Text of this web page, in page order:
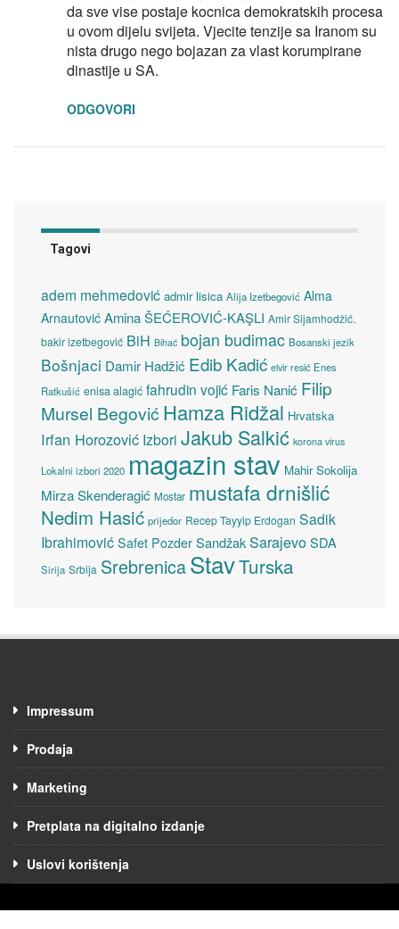
da sve vise postaje kocnica demokratskih procesa
u ovom dijelu svijeta. Vjecite tenzije sa Iranom su
nista drugo nego bojazan za vlast korumpirane
dinastije u SA.
ODGOVORI
Tagovi
adem mehmedović admir lisica Alija Izetbegović Alma
Arnautović Amina ŠEĆEROVIĆ-KAŞLI Amir Sijamhodžić.
bakir izetbegović BiH Bihać bojan budimac Bosanski jezik
Bošnjaci Damir Hadžić Edib Kadić elvir resić Enes
Ratkušić enisa alagić fahrudin vojić Faris Nanić Filip
Mursel Begović Hamza Ridžal Hrvatska
Irfan Horozović Izbori Jakub Salkić korona virus
Lokalni izbori 2020 magazin stav Mahir Sokolija
Mirza Skenderagić Mostar mustafa drnišlić
Nedim Hasić prijedor Recep Tayyip Erdogan Sadik
Ibrahimović Safet Pozder SandžakSarajevoSDA
Sirija Srbija SrebrenicaStavTurska
Impressum
Prodaja
Marketing
Pretplata na digitalno izdanje
Uslovi korištenja